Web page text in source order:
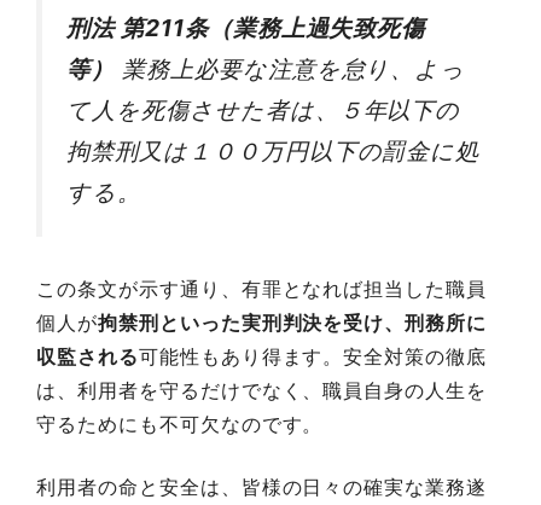
刑法 第211条（業務上過失致死傷
等）
業務上必要な注意を怠り、よっ
て人を死傷させた者は、５年以下の
拘禁刑又は１００万円以下の罰金に処
する。
この条文が示す通り、有罪となれば担当した職員
個人が拘禁刑といった実刑判決を受け、刑務所に
収監される可能性もあり得ます。安全対策の徹底
は、利用者を守るだけでなく、職員自身の人生を
守るためにも不可欠なのです。
利用者の命と安全は、皆様の日々の確実な業務遂